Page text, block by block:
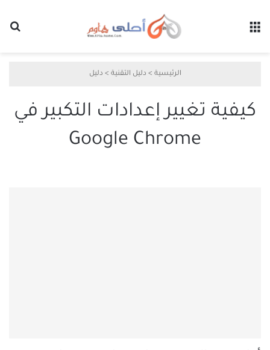
الرئيسية > دليل التقنية > دليل
كيفية تغيير إعدادات التكبير في
Google Chrome